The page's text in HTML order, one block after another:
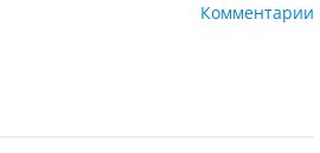
Комментарии